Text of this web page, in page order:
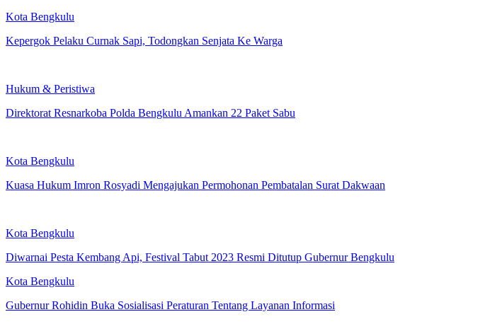
Kota Bengkulu
Kepergok Pelaku Curnak Sapi, Todongkan Senjata Ke Warga
Hukum & Peristiwa
Direktorat Resnarkoba Polda Bengkulu Amankan 22 Paket Sabu
Kota Bengkulu
Kuasa Hukum Imron Rosyadi Mengajukan Permohonan Pembatalan Surat Dakwaan
Kota Bengkulu
Diwarnai Pesta Kembang Api, Festival Tabut 2023 Resmi Ditutup Gubernur Bengkulu
Kota Bengkulu
Gubernur Rohidin Buka Sosialisasi Peraturan Tentang Layanan Informasi